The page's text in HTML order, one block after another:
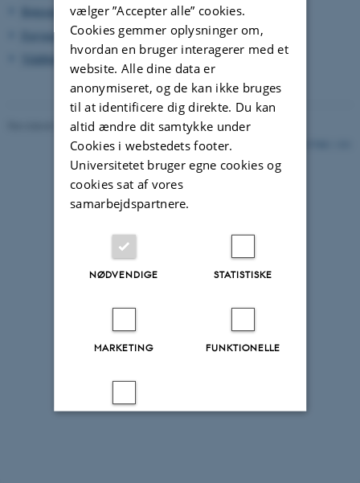
Foryngelse
Revideret 25.10.2024-Bettina Nygaard
vælger ”Accepter alle” cookies.
Cookies gemmer oplysninger om,
hvordan en bruger interagerer med et
website. Alle dine data er
anonymiseret, og de kan ikke bruges
til at identificere dig direkte. Du kan
altid ændre dit samtykke under
Cookies i webstedets footer.
Universitetet bruger egne cookies og
cookies sat af vores
samarbejdspartnere.
NØDVENDIGE STATISTISKE
MARKETING FUNKTIONELLE